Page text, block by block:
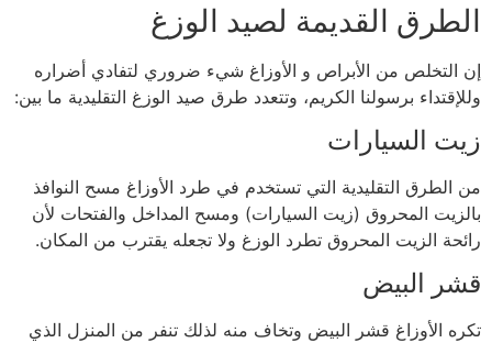
الطرق القديمة لصيد الوزغ
إن التخلص من الأبراص و الأوزاغ شيء ضروري لتفادي أضراره
وللإقتداء برسولنا الكريم، وتتعدد طرق صيد الوزغ التقليدية ما بين:
زيت السيارات
من الطرق التقليدية التي تستخدم في طرد الأوزاغ مسح النوافذ
بالزيت المحروق (زيت السيارات) ومسح المداخل والفتحات لأن
رائحة الزيت المحروق تطرد الوزغ ولا تجعله يقترب من المكان.
قشر البيض
تكره الأوزاغ قشر البيض وتخاف منه لذلك تنفر من المنزل الذي